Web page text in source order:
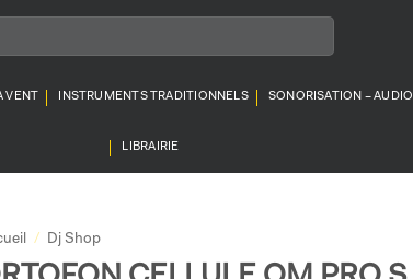
VENT INSTRUMENTS TRADITIONNELS SONORISATION – AUDIO
LIBRAIRIE
/ Dj Shop